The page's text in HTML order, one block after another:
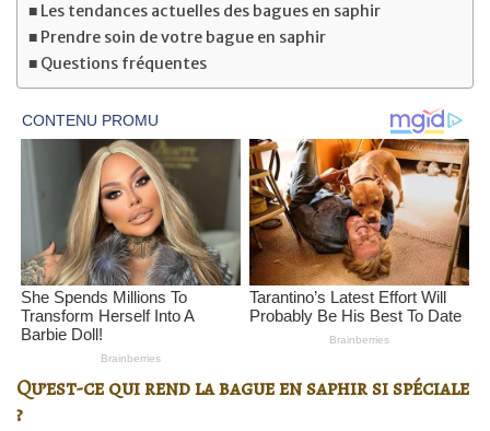
Les tendances actuelles des bagues en saphir
Prendre soin de votre bague en saphir
Questions fréquentes
Qu’est-ce qui rend la bague en saphir si spéciale
?